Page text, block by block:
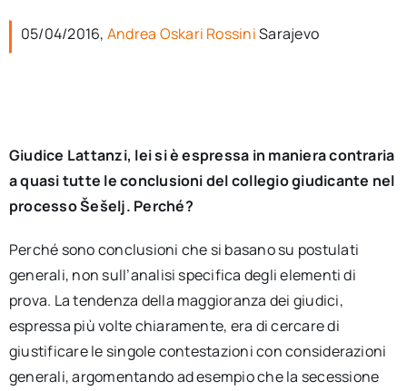
Newsletter
05/04/2016, Andrea Oskari RossiniSarajevo
Giudice Lattanzi, lei si è espressa in maniera contraria
a quasi tutte le conclusioni del collegio giudicante nel
processo Šešelj. Perché?
Perché sono conclusioni che si basano su postulati
generali, non sull’analisi specifica degli elementi di
prova. La tendenza della maggioranza dei giudici,
espressa più volte chiaramente, era di cercare di
giustificare le singole contestazioni con considerazioni
generali, argomentando ad esempio che la secessione